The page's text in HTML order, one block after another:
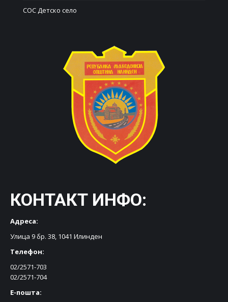
СОС Детско село
КОНТАКТ ИНФО:
Адреса:
Улица 9 бр. 38, 1041 Илинден
Телефон:
02/2571-703
02/2571-704
Е-пошта: